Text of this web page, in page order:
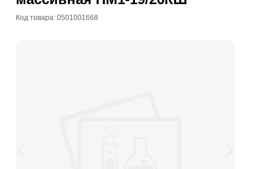
Код товара: 0501001668